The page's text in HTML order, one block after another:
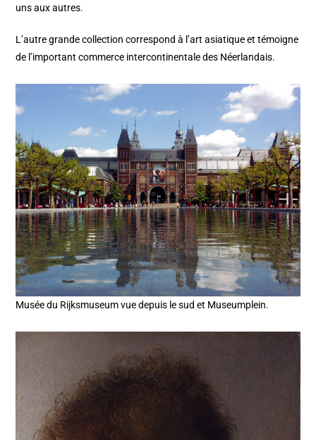
uns aux autres.
L’autre grande collection correspond à l’art asiatique et témoigne
de l’important commerce intercontinentale des Néerlandais.
Musée du Rijksmuseum vue depuis le sud et Museumplein.